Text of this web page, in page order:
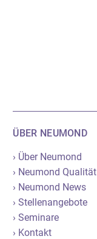
ÜBER NEUMOND
› Über Neumond
› Neumond Qualität
› Neumond News
› Stellenangebote
› Seminare
› Kontakt